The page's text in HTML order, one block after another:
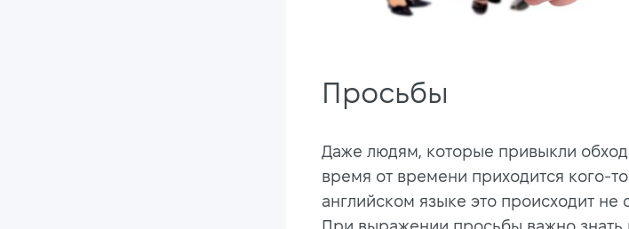
Просьбы
Даже людям, которые привыкли
время от времени приходится кого-
английском языке это происходит не